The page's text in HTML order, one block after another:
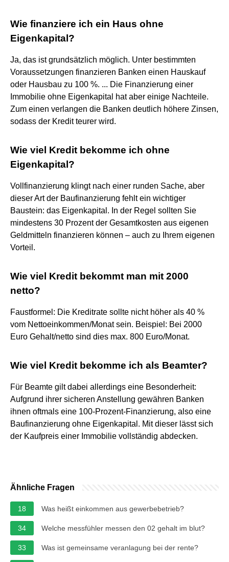
Wie finanziere ich ein Haus ohne
Eigenkapital?
Ja, das ist grundsätzlich möglich. Unter bestimmten
Voraussetzungen finanzieren Banken einen Hauskauf
oder Hausbau zu 100 %. ... Die Finanzierung einer
Immobilie ohne Eigenkapital hat aber einige Nachteile.
Zum einen verlangen die Banken deutlich höhere Zinsen,
sodass der Kredit teurer wird.
Wie viel Kredit bekomme ich ohne
Eigenkapital?
Vollfinanzierung klingt nach einer runden Sache, aber
dieser Art der Baufinanzierung fehlt ein wichtiger
Baustein: das Eigenkapital. In der Regel sollten Sie
mindestens 30 Prozent der Gesamtkosten aus eigenen
Geldmitteln finanzieren können – auch zu Ihrem eigenen
Vorteil.
Wie viel Kredit bekommt man mit 2000
netto?
Faustformel: Die Kreditrate sollte nicht höher als 40 %
vom Nettoeinkommen/Monat sein. Beispiel: Bei 2000
Euro Gehalt/netto sind dies max. 800 Euro/Monat.
Wie viel Kredit bekomme ich als Beamter?
Für Beamte gilt dabei allerdings eine Besonderheit:
Aufgrund ihrer sicheren Anstellung gewähren Banken
ihnen oftmals eine 100-Prozent-Finanzierung, also eine
Baufinanzierung ohne Eigenkapital. Mit dieser lässt sich
der Kaufpreis einer Immobilie vollständig abdecken.
Ähnliche Fragen
18 Was heißt einkommen aus gewerbebetrieb?
34 Welche messfühler messen den 02 gehalt im blut?
33 Was ist gemeinsame veranlagung bei der rente?